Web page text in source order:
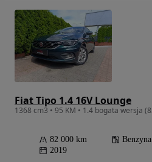
Fiat Tipo 1.4 16V Lounge
82 000 km Benzyna
2019